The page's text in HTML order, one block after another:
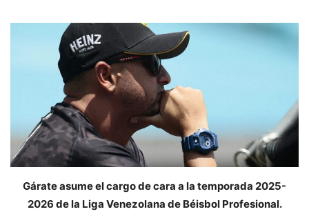
Gárate asume el cargo de cara a la temporada 2025-
2026 de la Liga Venezolana de Béisbol Profesional.